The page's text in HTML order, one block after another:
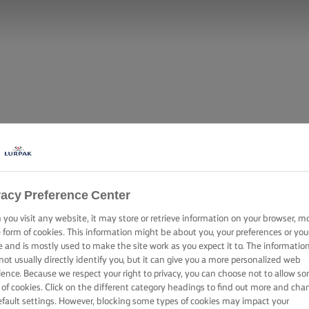
Preference Center
you visit any website, it may store or retrieve information on your browser,
of cookies. This information might be about you, your preferences or
and is mostly used to make the site work as you expect it to. The information
usually directly identify you, but it can give you a more personalized web
Because we respect your right to privacy, you can choose not to allow
cookies. Click on the different category headings to find out more and
settings. However, blocking some types of cookies may impact your